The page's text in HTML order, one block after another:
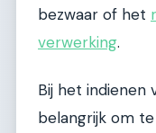
bezwaar of het
verwerking.
Bij het indienen
belangrijk om te